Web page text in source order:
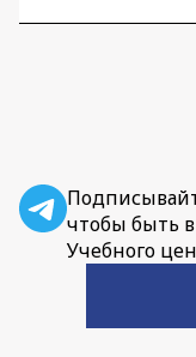
чтобы быть
Учебного